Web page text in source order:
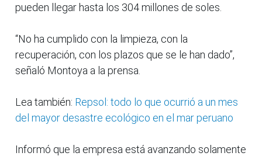
pueden llegar hasta los 304 millones de soles.
“No ha cumplido con la limpieza, con la
recuperación, con los plazos que se le han dado”,
señaló Montoya a la prensa.
Lea también: Repsol: todo lo que ocurrió a un mes
del mayor desastre ecológico en el mar peruano
Informó que la empresa está avanzando solamente